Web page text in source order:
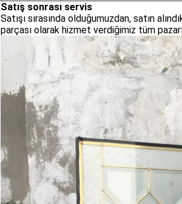
Satış sonrası servis
Satışı sırasında olduğumuzdan, satın
parçası olarak hizmet verdiğimiz tüm